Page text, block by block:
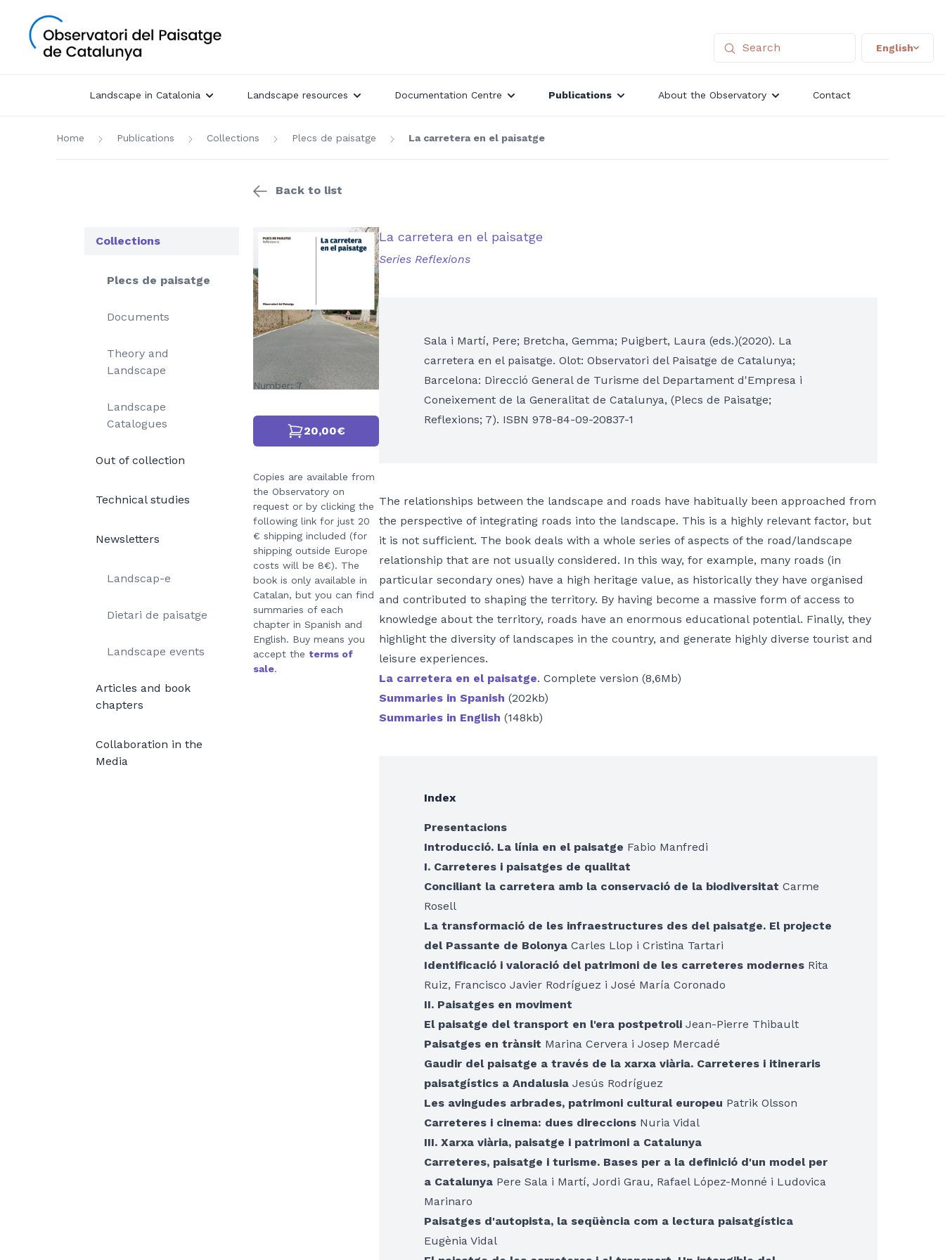
English
Landscape in Catalonia Landscape resources Documentation Centre Publications About the Observatory Contact
Home Publications Collections Plecs de paisatge La carretera en el paisatge
Collections
Plecs de paisatge
Documents
Theory and
Landscape
Landscape
Catalogues
Out of collection
Technical studies
Newsletters
Landscap-e
Dietari de paisatge
Landscape events
Articles and book
chapters
Collaboration in the
Media
Back to list
Number: 7
20,00€
Copies are available from
the Observatory on
request or by clicking the
following link for just 20
€ shipping included (for
shipping outside Europe
costs will be 8€). The
book is only available in
Catalan, but you can find
summaries of each
chapter in Spanish and
English. Buy means you
accept the terms of
sale.
La carretera en el paisatge
Series Reflexions
Sala i Martí, Pere; Bretcha, Gemma; Puigbert, Laura (eds.)(2020). La
carretera en el paisatge. Olot: Observatori del Paisatge de Catalunya;
Barcelona: Direcció General de Turisme del Departament d'Empresa i
Coneixement de la Generalitat de Catalunya, (Plecs de Paisatge;
Reflexions; 7). ISBN 978-84-09-20837-1
The relationships between the landscape and roads have habitually been approached from
the perspective of integrating roads into the landscape. This is a highly relevant factor, but
it is not sufficient. The book deals with a whole series of aspects of the road/landscape
relationship that are not usually considered. In this way, for example, many roads (in
particular secondary ones) have a high heritage value, as historically they have organised
and contributed to shaping the territory. By having become a massive form of access to
knowledge about the territory, roads have an enormous educational potential. Finally, they
highlight the diversity of landscapes in the country, and generate highly diverse tourist and
leisure experiences.
La carretera en el paisatge. Complete version (8,6Mb)
Summaries in Spanish (202kb)
Summaries in English (148kb)
Index
Presentacions
Introducció. La línia en el paisatge Fabio Manfredi
I. Carreteres i paisatges de qualitat
Conciliant la carretera amb la conservació de la biodiversitat Carme
Rosell
La transformació de les infraestructures des del paisatge. El projecte
del Passante de Bolonya Carles Llop i Cristina Tartari
Identificació i valoració del patrimoni de les carreteres modernes Rita
Ruiz, Francisco Javier Rodríguez i José María Coronado
II. Paisatges en moviment
El paisatge del transport en l'era postpetroli Jean-Pierre Thibault
Paisatges en trànsit Marina Cervera i Josep Mercadé
Gaudir del paisatge a través de la xarxa viària. Carreteres i itineraris
paisatgístics a Andalusia Jesús Rodríguez
Les avingudes arbrades, patrimoni cultural europeu Patrik Olsson
Carreteres i cinema: dues direccions Nuria Vidal
III. Xarxa viària, paisatge i patrimoni a Catalunya
Carreteres, paisatge i turisme. Bases per a la definició d'un model per
a Catalunya Pere Sala i Martí, Jordi Grau, Rafael López-Monné i Ludovica
Marinaro
Paisatges d'autopista, la seqüència com a lectura paisatgística
Eugènia Vidal